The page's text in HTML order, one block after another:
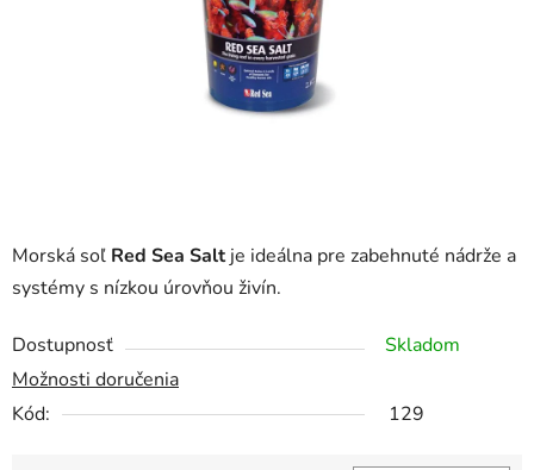
Morská soľ Red Sea Saltje ideálna pre zabehnuté nádrže a
systémy s nízkou úrovňou živín.
Dostupnosť
Skladom
Možnosti doručenia
Kód:
129